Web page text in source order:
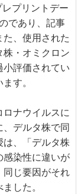
プリントデー
であり、記事
、使用された
・オミクロン
評価されてい
す。
ナウイルスに
デルタ株で同
は、「デルタ株
感染性に違いが
同じ要因がそれ
した。